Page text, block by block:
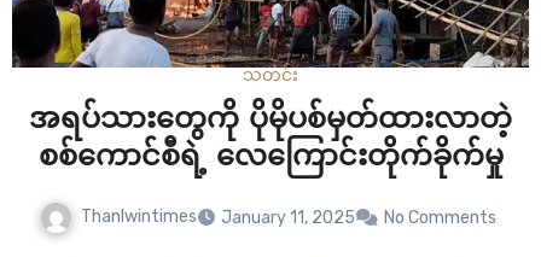
သတင်း
အရပ်သားတွေကို ပိုမိုပစ်မှတ်ထားလာတဲ့
စစ်ကောင်စီရဲ့ လေကြောင်းတိုက်ခိုက်မှု
Thanlwintimes January 11, 2025 No Comments